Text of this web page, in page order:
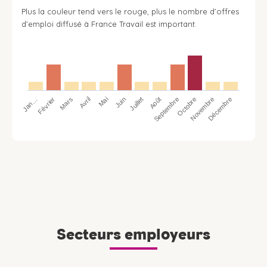
Plus la couleur tend vers le rouge, plus le nombre d’offres
d’emploi diffusé à France Travail est important.
Jan…Février Mars Avril Mai Juin Juillet Août
SeptembreOctobreNovembreDécembre
Secteurs employeurs